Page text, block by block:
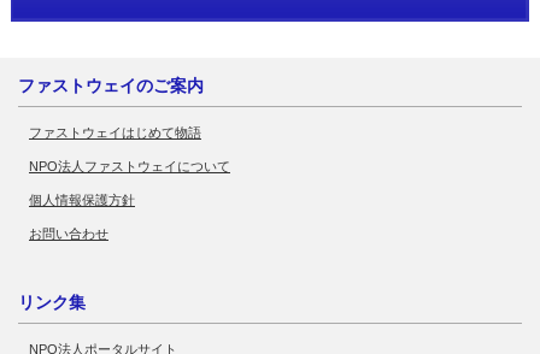
ファストウェイのご案内
ファストウェイはじめて物語
NPO法人ファストウェイについて
個人情報保護方針
お問い合わせ
リンク集
NPO法人ポータルサイト